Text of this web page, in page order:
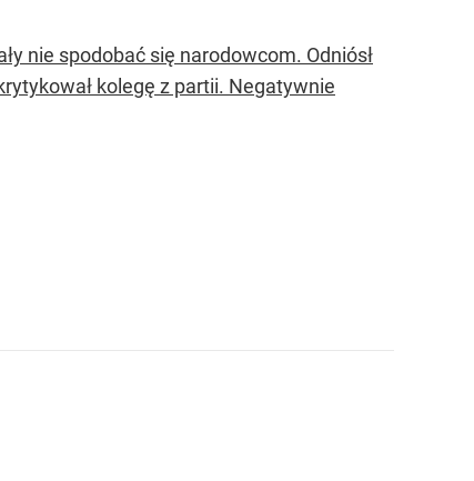
nie spodobać się narodowcom. Odniósł
kolegę z partii. Negatywnie